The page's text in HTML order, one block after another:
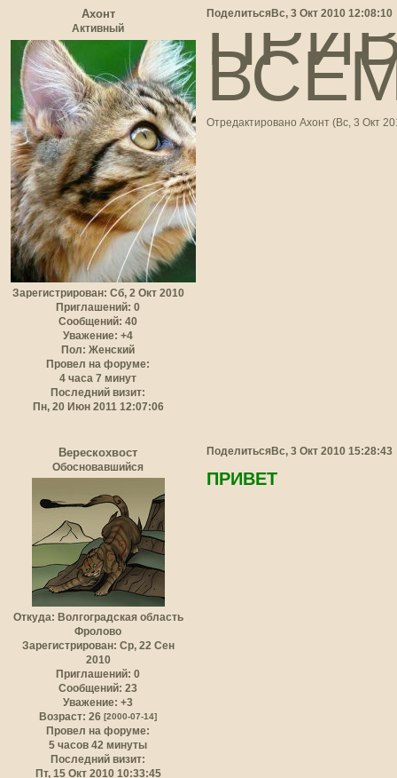
ПоделитьсяВс, 3 Окт 2010 12:08:10
Ахонт
Активный
Зарегистрирован: Сб, 2 Окт 2010
Приглашений: 0
Сообщений: 40
Уважение: +4
Пол: Женский
Провел на форуме:
4 часа 7 минут
Последний визит:
Пн, 20 Июн 2011 12:07:06
Отредактировано Ахонт (Вс, 3 Окт
Поделиться Вс, 3 Окт 2010 15:28:43
Верескохвост
Обосновавшийся
Откуда: Волгоградская область
Фролово
Зарегистрирован: Ср, 22 Сен
2010
Приглашений: 0
Сообщений: 23
Уважение: +3
Возраст: 26[2000-07-14]
Провел на форуме:
5 часов 42 минуты
Последний визит:
Пт, 15 Окт 2010 10:33:45
ПРИВЕТ